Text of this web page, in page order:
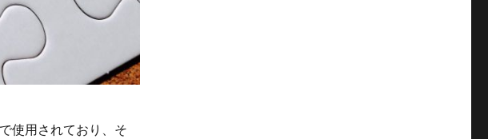
使用されており、そ